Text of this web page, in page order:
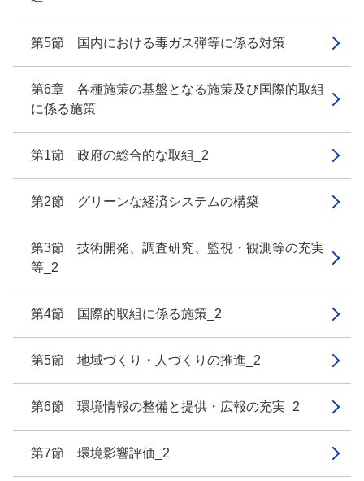
第5節 国内における毒ガス弾等に係る対策
第6章 各種施策の基盤となる施策及び国際的取組
に係る施策
第1節 政府の総合的な取組_2
第2節 グリーンな経済システムの構築
第3節 技術開発、調査研究、監視・観測等の充実
等_2
第4節 国際的取組に係る施策_2
第5節 地域づくり・人づくりの推進_2
第6節 環境情報の整備と提供・広報の充実_2
第7節 環境影響評価_2